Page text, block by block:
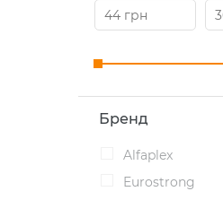
Бренд
Alfaplex
Eurostrong